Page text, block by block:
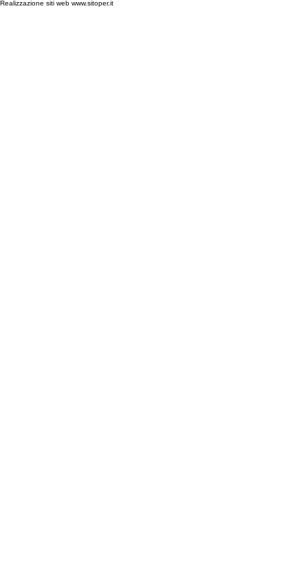
Realizzazione siti web www.sitoper.it